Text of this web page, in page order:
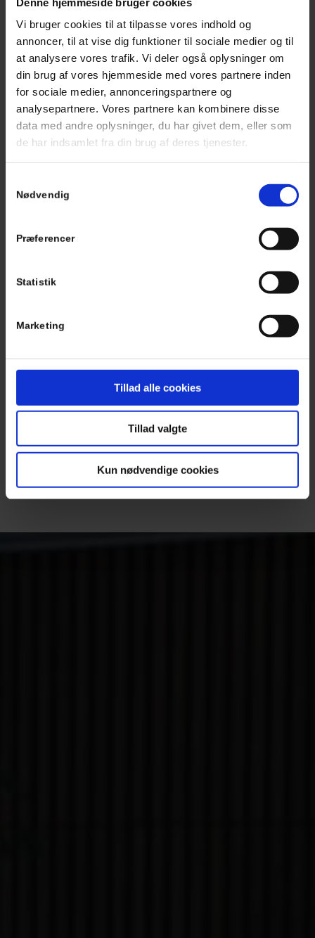
Vi bruger cookies til at tilpasse vores indhold og
annoncer, til at vise dig funktioner til sociale medier og til
at analysere vores trafik. Vi deler også oplysninger om
din brug af vores hjemmeside med vores partnere inden
for sociale medier, annonceringspartnere og
analysepartnere. Vores partnere kan kombinere disse
data med andre oplysninger, du har givet dem, eller som
de har indsamlet fra din brug af deres tjenester.
Nødvendig
Præferencer
Statistik
Marketing
Tillad alle cookies
Tillad valgte
Kun nødvendige cookies
Din Bilpartner Express
PRISER
Stort og lille servicetjek
Dæk opbevaring -og skifte
Se priser